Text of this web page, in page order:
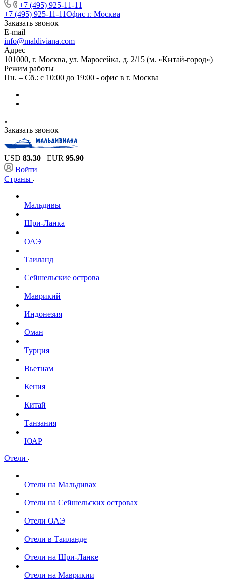
+7 (495) 925-11-11
+7 (495) 925-11-11Офис г. Москва
Заказать звонок
E-mail
info@maldiviana.com
Адрес
101000, г. Москва, ул. Маросейка, д. 2/15 (м. «Китай-город»)
Режим работы
Пн. – Сб.: с 10:00 до 19:00 - офис в г. Москва
Заказать звонок
USD 83.30 EUR 95.90
Войти
Страны
Мальдивы
Шри-Ланка
ОАЭ
Таиланд
Сейшельские острова
Маврикий
Индонезия
Оман
Турция
Вьетнам
Кения
Китай
Танзания
ЮАР
Отели
Отели на Мальдивах
Отели на Сейшельских островах
Отели ОАЭ
Отели в Таиланде
Отели на Шри-Ланке
Отели на Маврикии